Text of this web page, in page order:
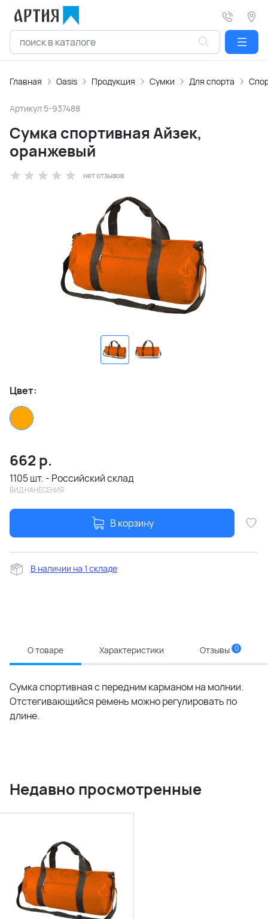
Главная Oasis Продукция Сумки Для спорта
Артикул 5-937488
Сумка спортивная Айзек,
оранжевый
нет отзывов
Цвет:
662 р.
1105 шт. - Российский склад
ВИД НАНЕСЕНИЯ
В корзину
В наличии на 1 складе
О товаре Характеристики Отзывы 0
Сумка спортивная с передним карманом на молнии.
Отстегивающийся ремень можно регулировать по
длине.
Недавно просмотренные